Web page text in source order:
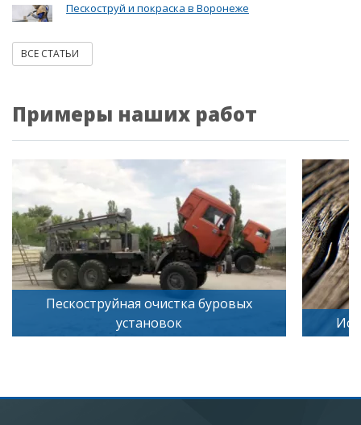
Пескоструй и покраска в Воронеже
ВСЕ СТАТЬИ
Примеры наших работ
Искусственное старение дерева